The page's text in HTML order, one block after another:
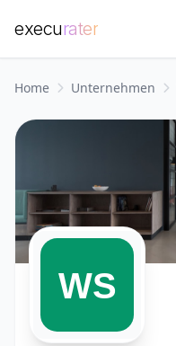
execurater
Home Unternehmen